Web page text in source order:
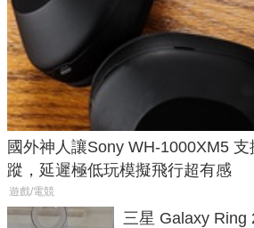
國外神人讓Sony WH-1000XM5
蹤，延遲極低玩模擬飛行超有感
遊戲/電競
三星 Galaxy Ring